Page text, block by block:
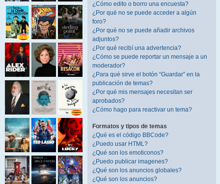
¿Cómo edito o borro una encuesta?
¿Por qué no se puede acceder a algún
foro?
¿Por qué no se puede añadir archivos
adjuntos?
¿Por qué recibí una advertencia?
¿Cómo se puede reportar un mensaje a un
moderador?
¿Para qué sirve el botón “Guardar” en la
publicación de temas?
¿Por qué mis mensajes necesitan ser
aprobados?
¿Cómo hago para reactivar un tema?
Formatos y tipos de temas
¿Qué es el código BBCode?
¿Puedo usar HTML?
¿Qué son los emoticonos?
¿Puedo publicar imagenes?
¿Qué son los anuncios globales?
¿Qué son los anuncios?